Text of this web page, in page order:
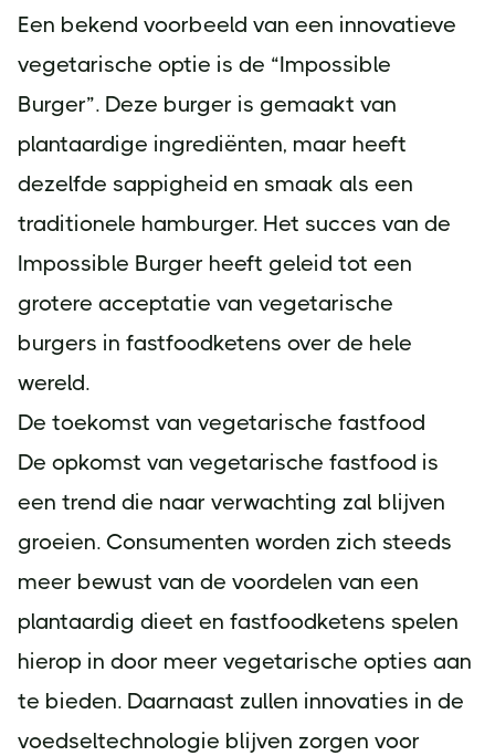
Een bekend voorbeeld van een innovatieve
vegetarische optie is de “Impossible
Burger”. Deze burger is gemaakt van
plantaardige ingrediënten, maar heeft
dezelfde sappigheid en smaak als een
traditionele hamburger. Het succes van de
Impossible Burger heeft geleid tot een
grotere acceptatie van vegetarische
burgers in fastfoodketens over de hele
wereld.
De toekomst van vegetarische fastfood
De opkomst van vegetarische fastfood is
een trend die naar verwachting zal blijven
groeien. Consumenten worden zich steeds
meer bewust van de voordelen van een
plantaardig dieet en fastfoodketens spelen
hierop in door meer vegetarische opties aan
te bieden. Daarnaast zullen innovaties in de
voedseltechnologie blijven zorgen voor